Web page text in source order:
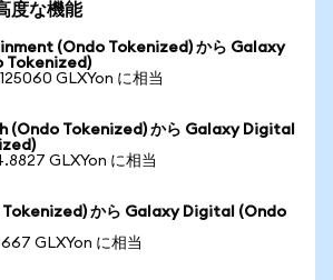
度な機能
(Ondo Tokenized) から Galaxy
Tokenized)
GLXYon に相当
(Ondo Tokenized) から Galaxy Digital
GLXYon に相当
から Galaxy Digital (Ondo
GLXYon に相当